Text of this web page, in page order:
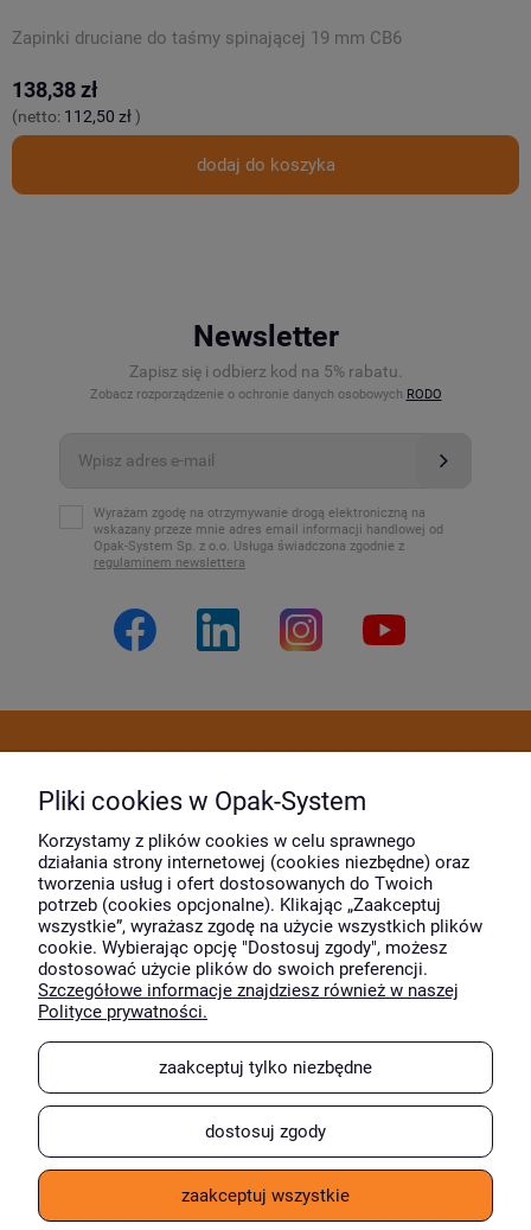
Zapinki druciane do taśmy spinającej 19 mm CB6
138,38 zł
(netto: 112,50 zł)
dodaj do koszyka
Newsletter
Zapisz się i odbierz kod na 5% rabatu.
Zobacz rozporządzenie o ochronie danych osobowych RODO
Wyrażam zgodę na otrzymywanie drogą elektroniczną na
wskazany przeze mnie adres email informacji handlowej od
Opak-System Sp. z o.o. Usługa świadczona zgodnie z
regulaminem newslettera
Moje konto
O firmie
Wyróżnili nas
Pliki cookies w Opak-System
Korzystamy z plików cookies w celu sprawnego
działania strony internetowej (cookies niezbędne) oraz
tworzenia usług i ofert dostosowanych do Twoich
potrzeb (cookies opcjonalne). Klikając „Zaakceptuj
wszystkie”, wyrażasz zgodę na użycie wszystkich plików
cookie. Wybierając opcję "Dostosuj zgody", możesz
dostosować użycie plików do swoich preferencji.
Szczegółowe informacje znajdziesz również w naszej
Polityce prywatności.
zaakceptuj tylko niezbędne
dostosuj zgody
zaakceptuj wszystkie